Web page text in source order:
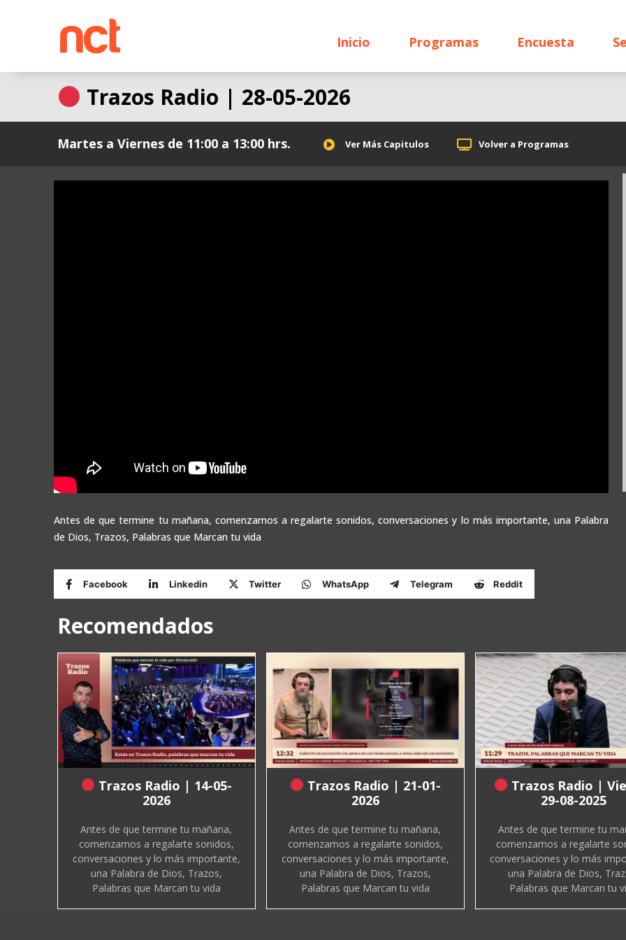
Inicio Programas Encuesta
Trazos Radio | 28-05-2026
Martes a Viernes de 11:00 a 13:00 hrs. Ver Más Capitulos Volver a Programas
Antes de que termine tu mañana, comenzamos a regalarte sonidos, conversaciones y lo más importante, una Palabra
de Dios, Trazos, Palabras que Marcan tu vida
Facebook Linkedin Twitter WhatsApp Telegram Reddit
Recomendados
Trazos Radio | 14-05-
2026
Antes de que termine tu mañana,
comenzamos a regalarte sonidos,
conversaciones y lo más importante,
una Palabra de Dios, Trazos,
Palabras que Marcan tu vida
Trazos Radio | 21-01-
2026
Antes de que termine tu mañana,
comenzamos a regalarte sonidos,
conversaciones y lo más importante,
una Palabra de Dios, Trazos,
Palabras que Marcan tu vida
Trazos Radio |
29-08-2025
Antes de que termine tu
comenzamos a regalarte
conversaciones y lo más
una Palabra de Dios,
Palabras que Marcan tu